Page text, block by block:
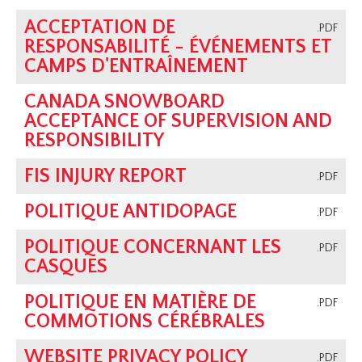
.PDF
ACCEPTATION DE
RESPONSABILITÉ - ÉVÉNEMENTS ET
CAMPS D'ENTRAÎNEMENT
CANADA SNOWBOARD
ACCEPTANCE OF SUPERVISION AND
RESPONSIBILITY
.PDF
FIS INJURY REPORT
.PDF
POLITIQUE ANTIDOPAGE
.PDF
POLITIQUE CONCERNANT LES
CASQUES
.PDF
POLITIQUE EN MATIÈRE DE
COMMOTIONS CÉRÉBRALES
.PDF
WEBSITE PRIVACY POLICY